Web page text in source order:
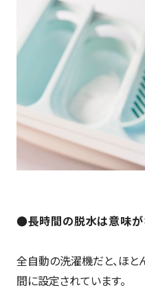
●長時間の脱水は意味が
全自動の洗濯機だと、ほ
間に設定されています。